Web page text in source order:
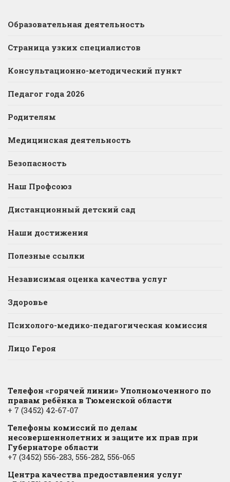
Образовательная деятельность
Страница узких специалистов
Консультационно-методический пункт
Педагог года 2026
Родителям
Медицинская деятельность
Безопасность
Наш Профсоюз
Дистанционный детский сад
Наши достижения
Полезные ссылки
Независимая оценка качества услуг
Здоровье
Психолого-медико-педагогическая комиссия
Лицо Героя
Телефон «горячей линии» Уполномоченного по
правам ребёнка в Тюменской области
+ 7 (3452) 42-67-07
Телефоны комиссий по делам
несовершеннолетних и защите их прав при
Губернаторе области
+7 (3452) 556-283, 556-282, 556-065
Центра качества предоставления услуг